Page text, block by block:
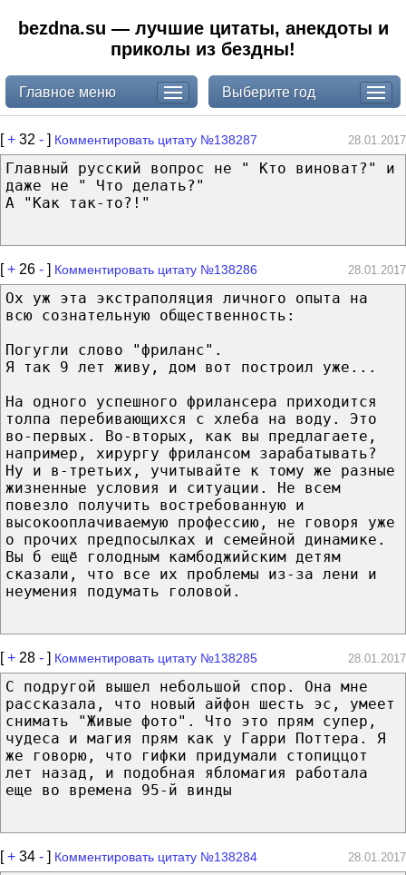
bezdna.su — лучшие цитаты, анекдоты и
приколы из бездны!
Главное меню Выберите год
[+ 32 - ] Комментировать цитату №138287 28.01.2017
Главный русский вопрос не " Кто виноват?" и
даже не " Что делать?"
А "Как так-то?!"
[+ 26 - ] Комментировать цитату №138286 28.01.2017
Ох уж эта экстраполяция личного опыта на
всю сознательную общественность:
Погугли слово "фриланс".
Я так 9 лет живу, дом вот построил уже...
На одного успешного фрилансера приходится
толпа перебивающихся с хлеба на воду. Это
во-первых. Во-вторых, как вы предлагаете,
например, хирургу фрилансом зарабатывать?
Ну и в-третьих, учитывайте к тому же разные
жизненные условия и ситуации. Не всем
повезло получить востребованную и
высокооплачиваемую профессию, не говоря уже
о прочих предпосылках и семейной динамике.
Вы б ещё голодным камбоджийским детям
сказали, что все их проблемы из-за лени и
неумения подумать головой.
[+ 28 - ] Комментировать цитату №138285 28.01.2017
С подругой вышел небольшой спор. Она мне
рассказала, что новый айфон шесть эс, умеет
снимать "Живые фото". Что это прям супер,
чудеса и магия прям как у Гарри Поттера. Я
же говорю, что гифки придумали стопиццот
лет назад, и подобная ябломагия работала
еще во времена 95-й винды
[+ 34 - ] Комментировать цитату №138284 28.01.2017